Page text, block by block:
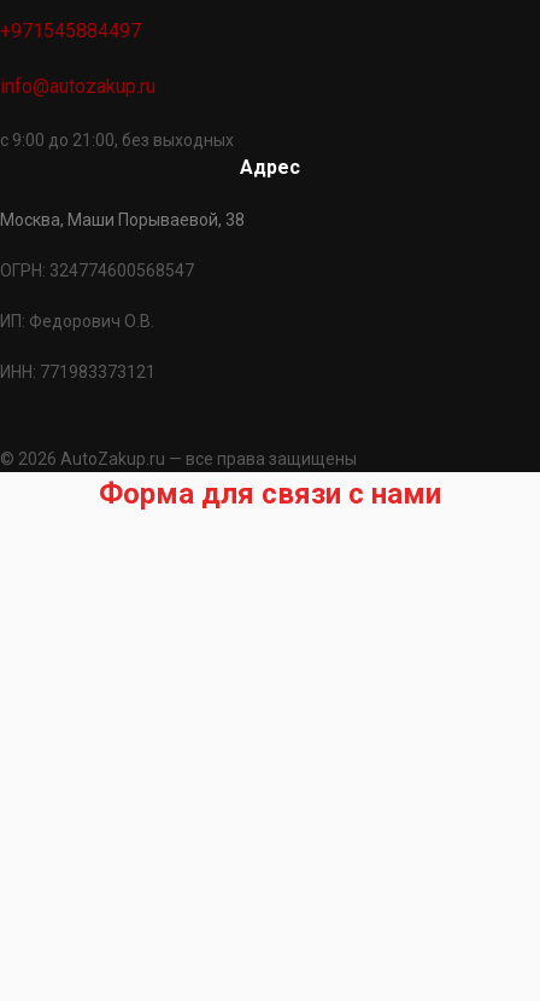
+971545884497
info@autozakup.ru
с 9:00 до 21:00, без выходных
Адрес
Москва, Маши Порываевой, 38
ОГРН: 324774600568547
ИП: Федорович О.В.
ИНН: 771983373121
© 2026 AutoZakup.ru — все права защищены
Форма для связи с нами